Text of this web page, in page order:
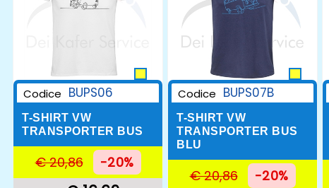
Codice BUPS06
T-SHIRT VW
TRANSPORTER BUS
€ 20,86 -20%
Codice BUPS07B
T-SHIRT VW
TRANSPORTER BUS
BLU
€ 20,86 -20%